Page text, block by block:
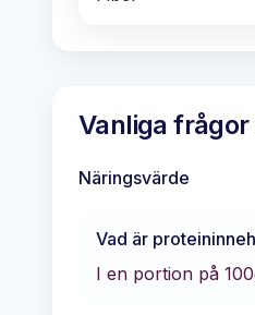
Vanliga frågor
Näringsvärde
Vad är
I en portion på